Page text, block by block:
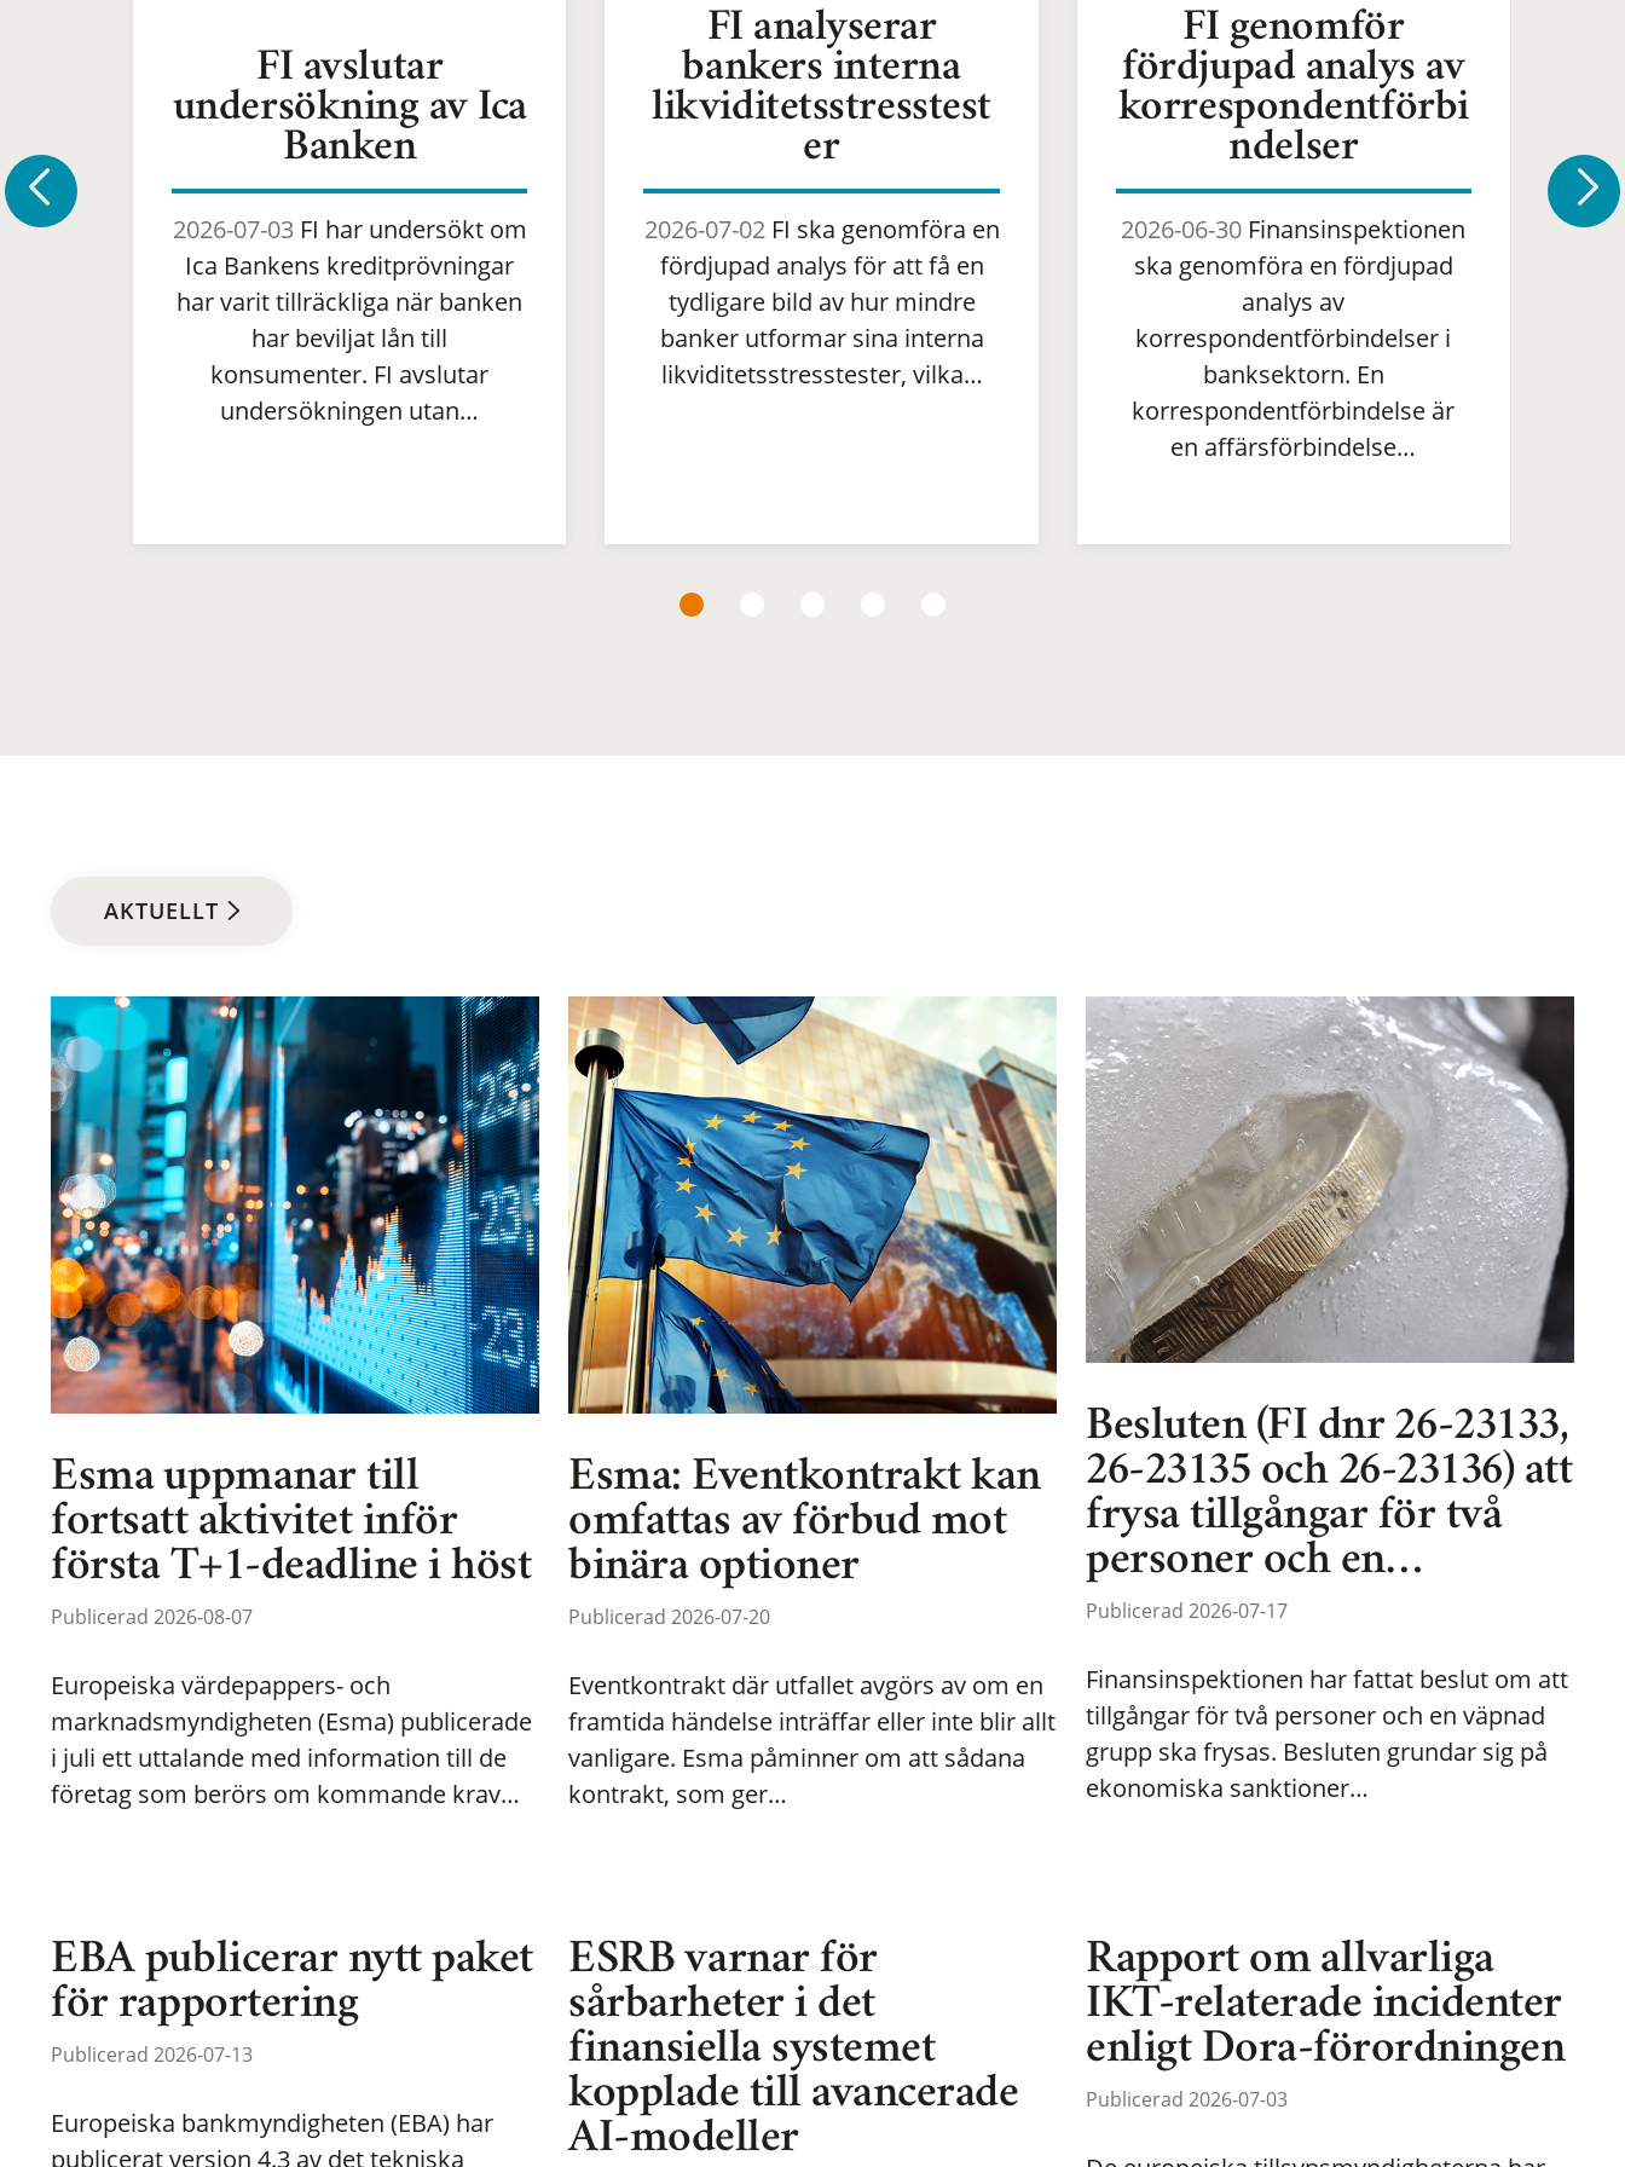
FI avslutar
undersökning av Ica
Banken
2026-07-03FI har undersökt om
Ica Bankens kreditprövningar
har varit tillräckliga när banken
har beviljat lån till
konsumenter. FI avslutar
undersökningen utan…
FI analyserar
bankers interna
likviditetsstresstest
er
2026-07-02FI ska genomföra en
fördjupad analys för att få en
tydligare bild av hur mindre
banker utformar sina interna
likviditetsstresstester, vilka…
FI genomför
fördjupad analys av
korrespondentförbi
ndelser
2026-06-30 Finansinspektionen
ska genomföra en fördjupad
analys av
korrespondentförbindelser i
banksektorn. En
korrespondentförbindelse är
en affärsförbindelse…
AKTUELLT
Esma uppmanar till
fortsatt aktivitet inför
första T+1-deadline i höst
Publicerad 2026-08-07
Europeiska värdepappers- och
marknadsmyndigheten (Esma) publicerade
i juli ett uttalande med information till de
företag som berörs om kommande krav…
Esma: Eventkontrakt kan
omfattas av förbud mot
binära optioner
Publicerad 2026-07-20
Eventkontrakt där utfallet avgörs av om en
framtida händelse inträffar eller inte blir allt
vanligare. Esma påminner om att sådana
kontrakt, som ger…
Besluten (FI dnr 26-23133,
26-23135 och 26-23136) att
frysa tillgångar för två
personer och en…
Publicerad 2026-07-17
Finansinspektionen har fattat beslut om att
tillgångar för två personer och en väpnad
grupp ska frysas. Besluten grundar sig på
ekonomiska sanktioner…
EBA publicerar nytt paket
för rapportering
Publicerad 2026-07-13
Europeiska bankmyndigheten (EBA) har
publicerat version 4.3 av det tekniska
ESRB varnar för
sårbarheter i det
finansiella systemet
kopplade till avancerade
AI-modeller
Rapport om allvarliga
IKT-relaterade incidenter
enligt Dora-förordningen
Publicerad 2026-07-03